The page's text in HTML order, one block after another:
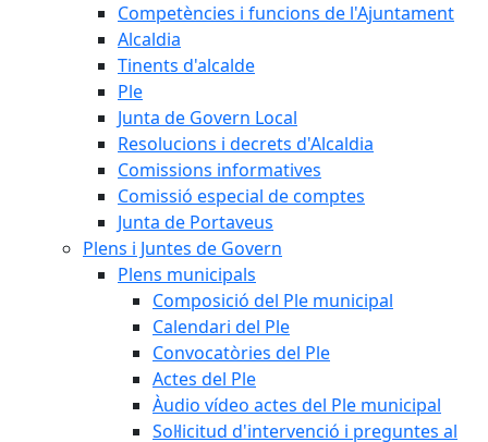
Competències i funcions de l'Ajuntament
Alcaldia
Tinents d'alcalde
Ple
Junta de Govern Local
Resolucions i decrets d'Alcaldia
Comissions informatives
Comissió especial de comptes
Junta de Portaveus
Plens i Juntes de Govern
Plens municipals
Composició del Ple municipal
Calendari del Ple
Convocatòries del Ple
Actes del Ple
Àudio vídeo actes del Ple municipal
Sol·licitud d'intervenció i preguntes al